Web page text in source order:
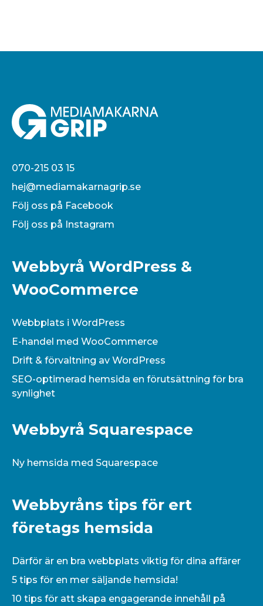
070-215 03 15
hej@mediamakarnagrip.se
Följ oss på Facebook
Följ oss på Instagram
Webbyrå WordPress &
WooCommerce
Webbplats i WordPress
E-handel med WooCommerce
Drift & förvaltning av WordPress
SEO-optimerad hemsida en förutsättning för bra
synlighet
Webbyrå Squarespace
Ny hemsida med Squarespace
Webbyråns tips för ert
företags hemsida
Därför är en bra webbplats viktig för dina affärer
5 tips för en mer säljande hemsida!
10 tips för att skapa engagerande innehåll på